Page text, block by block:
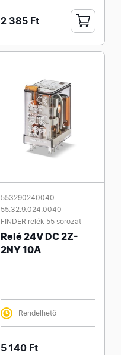
2 385 Ft
553290240040
55.32.9.024.0040
FINDER relék 55 sorozat
Relé 24V DC 2Z-
2NY 10A
Rendelhető
5 140 Ft